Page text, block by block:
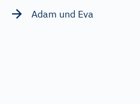
Adam und Eva